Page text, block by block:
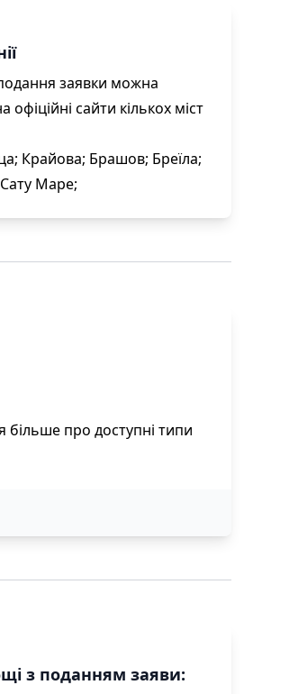
заявки можна
сайти кількох міст
Крайова; Брашов; Бреїла;
Сату Маре;
більше про доступні типи
з поданням заяви: